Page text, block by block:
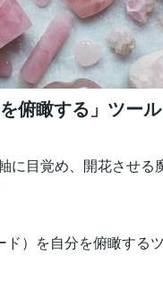
俯瞰する」ツール
に目覚め、開花させる
ド）を自分を俯瞰する